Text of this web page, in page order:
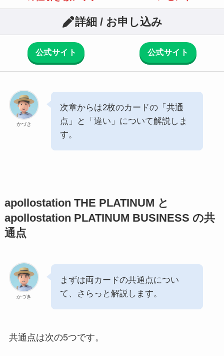
詳細 / お申し込み
公式サイト 公式サイト
かづき
次章からは2枚のカードの「共通
点」と「違い」について解説しま
す。
apollostation THE PLATINUM と
apollostation PLATINUM BUSINESS の共
通点
かづき
まずは両カードの共通点につい
て、さらっと解説します。
共通点は次の5つです。